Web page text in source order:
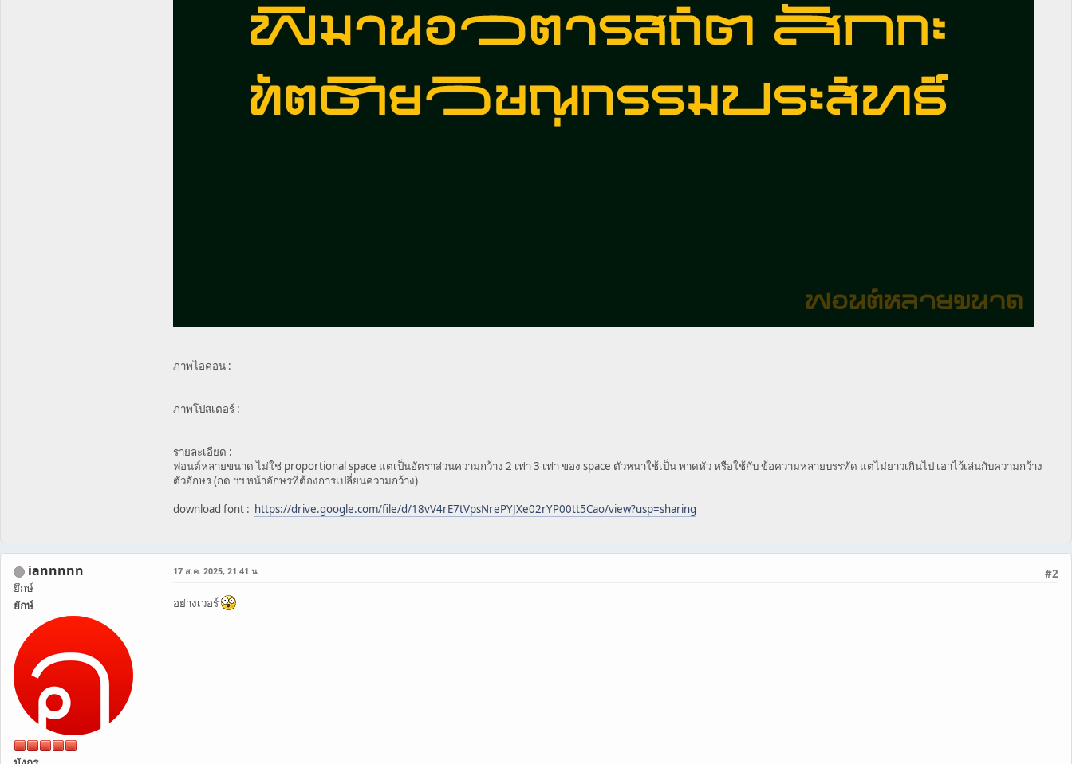
ภาพไอคอน :
ภาพโปสเตอร์ :
รายละเอียด :
ฟอนต์หลายขนาด ไม่ใช่ proportional space แต่เป็นอัตราส่วนความกว้าง 2 เท่า 3 เท่า ของ space ตัวหนาใช้เป็น พาดหัว หรือใช้กับ ข้อความหลายบรรทัด แต่ไม่ยาวเกินไป เอาไว้เล่นกับความกว้าง
ตัวอักษร (กด ฯฯ หน้าอักษรที่ต้องการเปลี่ยนความกว้าง)
download font : https://drive.google.com/file/d/18vV4rE7tVpsNrePYJXe02rYP00tt5Cao/view?usp=sharing
iannnnn
ยึกษ์
ยักษ์
#2
17 ส.ค. 2025, 21:41 น.
อย่างเวอร์